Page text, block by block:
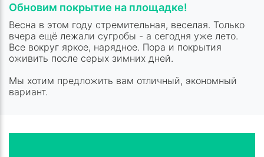
Обновим покрытие на площадке!
Весна в этом году стремительная, веселая. Только
вчера ещё лежали сугробы - а сегодня уже лето.
Все вокруг яркое, нарядное. Пора и покрытия
оживить после серых зимних дней.
Мы хотим предложить вам отличный, экономный
вариант.